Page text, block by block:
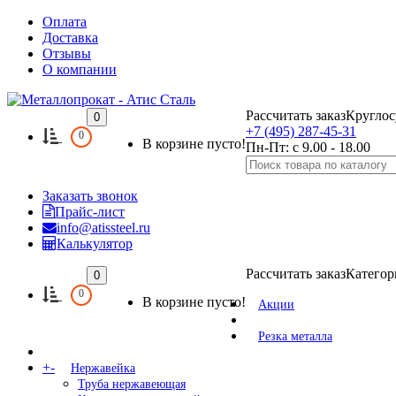
Оплата
Доставка
Отзывы
О компании
0
0
В корзине пусто!
Рассчитать заказ
+7 (495) 287-45-31
Пн-Пт: с 9.00 - 18.00
Заказать звонок
Прайс-лист
info@atissteel.ru
Калькулятор
0
0
В корзине пусто!
Рассчитать заказ
Акции
Резка металла
+-
Нержавейка
Труба нержавеющая